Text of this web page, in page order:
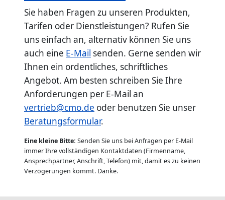
Sie haben Fragen zu unseren Produkten,
Tarifen oder Dienstleistungen? Rufen Sie
uns einfach an, alternativ können Sie uns
auch eine E-Mail senden. Gerne senden wir
Ihnen ein ordentliches, schriftliches
Angebot. Am besten schreiben Sie Ihre
Anforderungen per E-Mail an
vertrieb@cmo.de oder benutzen Sie unser
Beratungsformular.
Eine kleine Bitte: Senden Sie uns bei Anfragen per E-Mail
immer Ihre vollständigen Kontaktdaten (Firmenname,
Ansprechpartner, Anschrift, Telefon) mit, damit es zu keinen
Verzögerungen kommt. Danke.